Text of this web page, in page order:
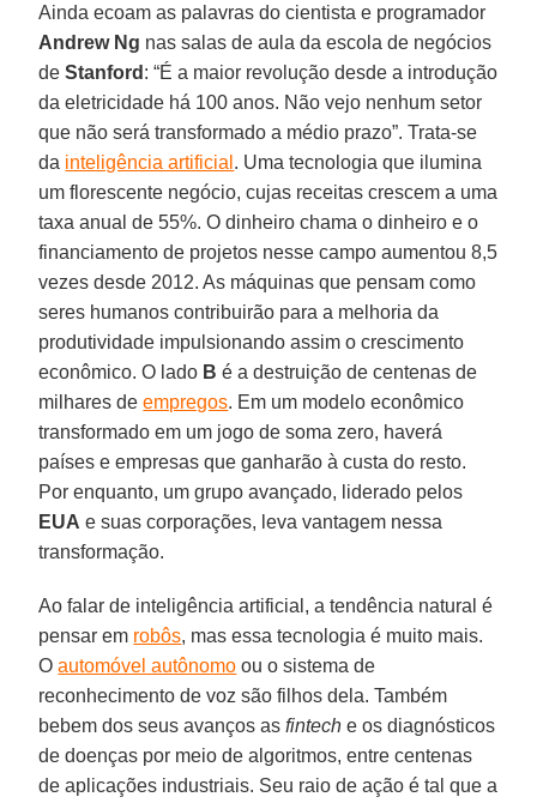
Ainda ecoam as palavras do cientista e programador
Andrew Ng nas salas de aula da escola de negócios
deStanford : “É a maior revolução desde a introdução
da eletricidade há 100 anos. Não vejo nenhum setor
que não será transformado a médio prazo”. Trata-se
da inteligência artificial . Uma tecnologia que ilumina
um florescente negócio, cujas receitas crescem a uma
taxa anual de 55%. O dinheiro chama o dinheiro e o
financiamento de projetos nesse campo aumentou 8,5
vezes desde 2012. As máquinas que pensam como
seres humanos contribuirão para a melhoria da
produtividade impulsionando assim o crescimento
econômico. O lado B é a destruição de centenas de
milhares deempregos. Em um modelo econômico
transformado em um jogo de soma zero, haverá
países e empresas que ganharão à custa do resto.
Por enquanto, um grupo avançado, liderado pelos
EUA e suas corporações, leva vantagem nessa
transformação.
Ao falar de inteligência artificial, a tendência natural é
pensar em robôs, mas essa tecnologia é muito mais.
Oautomóvel autônomo ou o sistema de
reconhecimento de voz são filhos dela. Também
bebem dos seus avanços asfintech e os diagnósticos
de doenças por meio de algoritmos, entre centenas
de aplicações industriais. Seu raio de ação é tal que a